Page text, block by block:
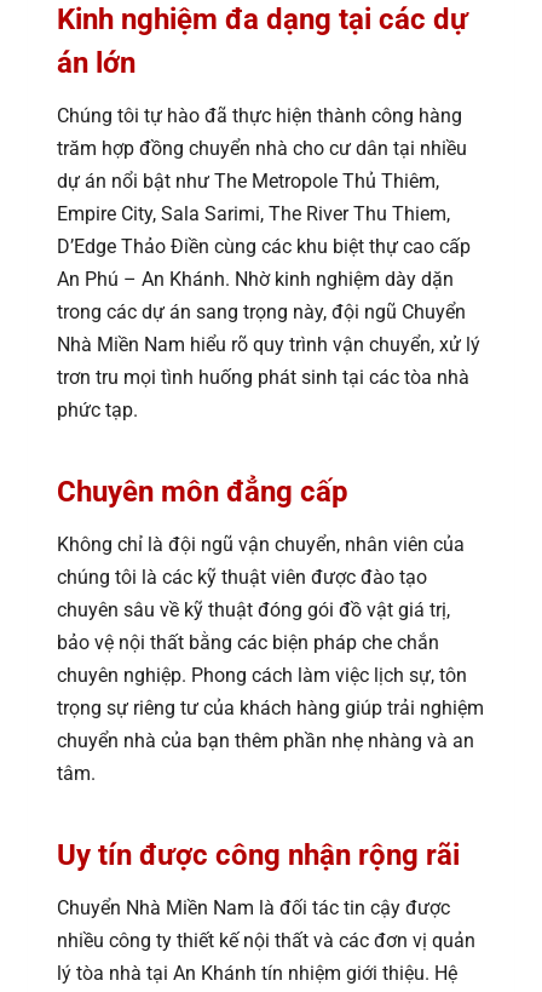
Kinh nghiệm đa dạng tại các dự
án lớn
Chúng tôi tự hào đã thực hiện thành công hàng
trăm hợp đồng chuyển nhà cho cư dân tại nhiều
dự án nổi bật như The Metropole Thủ Thiêm,
Empire City, Sala Sarimi, The River Thu Thiem,
D’Edge Thảo Điền cùng các khu biệt thự cao cấp
An Phú – An Khánh. Nhờ kinh nghiệm dày dặn
trong các dự án sang trọng này, đội ngũ Chuyển
Nhà Miền Nam hiểu rõ quy trình vận chuyển, xử lý
trơn tru mọi tình huống phát sinh tại các tòa nhà
phức tạp.
Chuyên môn đẳng cấp
Không chỉ là đội ngũ vận chuyển, nhân viên của
chúng tôi là các kỹ thuật viên được đào tạo
chuyên sâu về kỹ thuật đóng gói đồ vật giá trị,
bảo vệ nội thất bằng các biện pháp che chắn
chuyên nghiệp. Phong cách làm việc lịch sự, tôn
trọng sự riêng tư của khách hàng giúp trải nghiệm
chuyển nhà của bạn thêm phần nhẹ nhàng và an
tâm.
Uy tín được công nhận rộng rãi
Chuyển Nhà Miền Nam là đối tác tin cậy được
nhiều công ty thiết kế nội thất và các đơn vị quản
lý tòa nhà tại An Khánh tín nhiệm giới thiệu. Hệ